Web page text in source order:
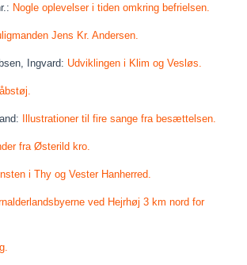
Nogle oplevelser i tiden omkring befrielsen.
Jens Kr. Andersen.
Ingvard: Udviklingen i Klim og Vesløs.
Illustrationer til fire sange fra besættelsen.
fra Østerild kro.
i Thy og Vester Hanherred.
ved Hejrhøj 3 km nord for